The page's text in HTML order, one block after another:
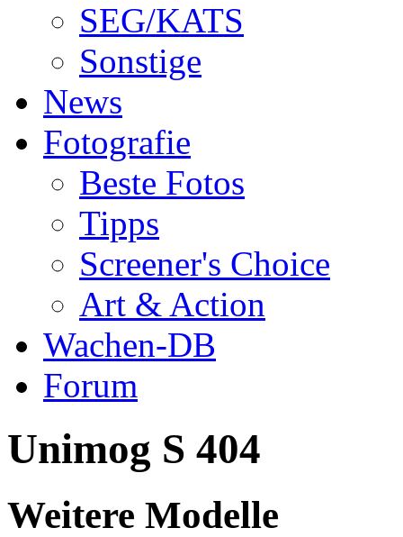
SEG/KATS
Sonstige
News
Fotografie
Beste Fotos
Tipps
Screener's Choice
Art & Action
Wachen-DB
Forum
Unimog S 404
Weitere Modelle